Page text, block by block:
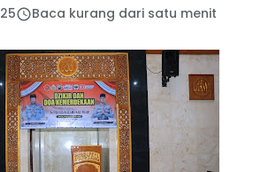
Baca kurang dari satu menit